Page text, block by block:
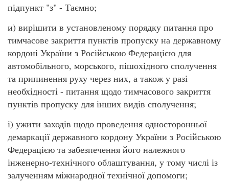
підпункт "з" - Таємно;
и) вирішити в установленому порядку питання про
тимчасове закриття пунктів пропуску на державному
кордоні України з Російською Федерацією для
автомобільного, морського, пішохідного сполучення
та припинення руху через них, а також у разі
необхідності - питання щодо тимчасового закриття
пунктів пропуску для інших видів сполучення;
і) ужити заходів щодо проведення односторонньої
демаркації державного кордону України з Російською
Федерацією та забезпечення його належного
інженерно-технічного облаштування, у тому числі із
залученням міжнародної технічної допомоги;